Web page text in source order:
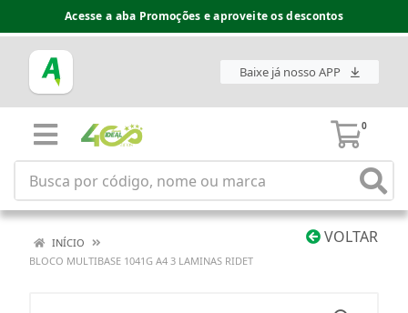
Acesse a aba Promoções e aproveite os descontos
Baixe já nosso APP
0
VOLTAR
INÍCIO
BLOCO MULTIBASE 1041G A4 3 LAMINAS RIDET